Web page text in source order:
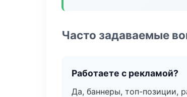
Часто задаваемые
Работаете с рекламой?
Да, баннеры, топ-позиции,